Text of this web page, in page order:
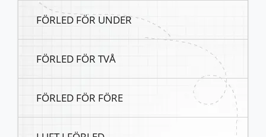
FÖRLED FÖR UNDER
FÖRLED FÖR TVÅ
FÖRLED FÖR FÖRE